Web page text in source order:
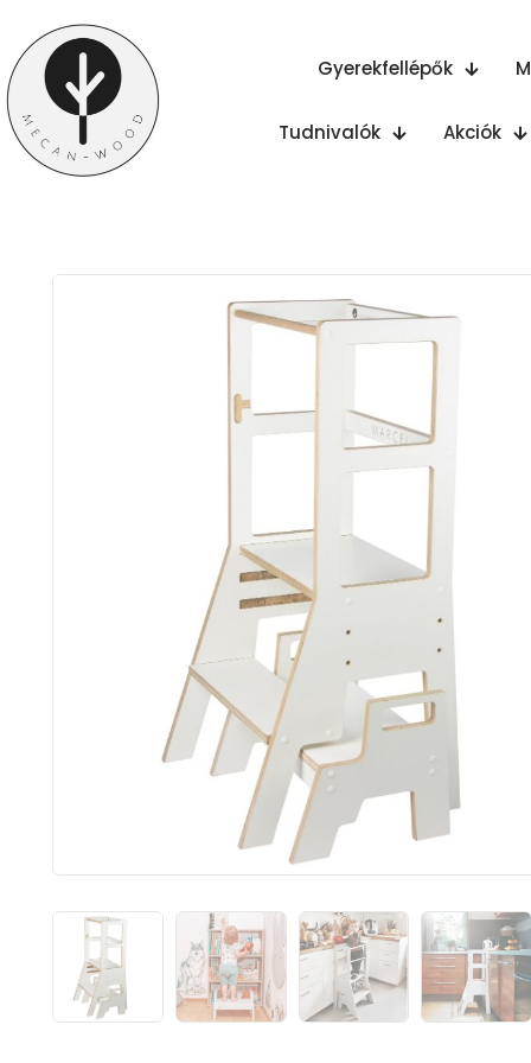
Gyerekfellépők
Tudnivalók Akciók